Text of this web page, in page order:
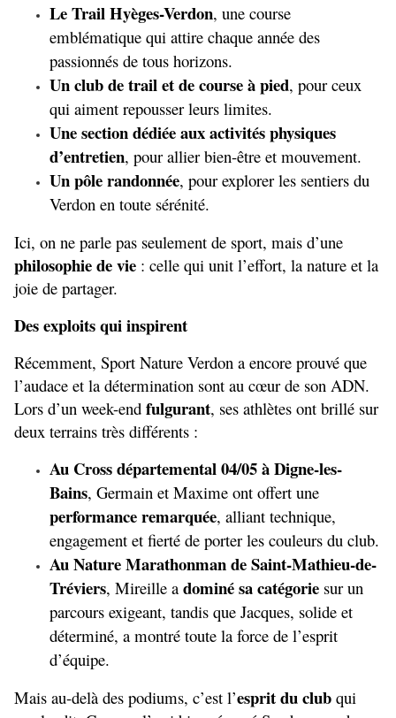
Le Trail Hyèges-Verdon, une course
emblématique qui attire chaque année des
passionnés de tous horizons.
Un club de trail et de course à pied, pour ceux
qui aiment repousser leurs limites.
Une section dédiée aux activités physiques
d’entretien, pour allier bien-être et mouvement.
Un pôle randonnée, pour explorer les sentiers du
Verdon en toute sérénité.
philosophie de vie : celle qui unit l’effort, la nature et la
joie de partager.
Des exploits qui inspirent
Récemment, Sport Nature Verdon a encore prouvé que
l’audace et la détermination sont au cœur de son ADN.
Lors d’un week-end fulgurant, ses athlètes ont brillé sur
deux terrains très différents :
Au Cross départemental 04/05 à Digne-les-
Bains
performance remarquée, alliant technique,
engagement et fierté de porter les couleurs du club.
Au Nature Marathonman de Saint-Mathieu-de-
Tréviers, Mireille a dominé sa catégorie sur un
parcours exigeant, tandis que Jacques, solide et
déterminé, a montré toute la force de l’esprit
d’équipe.
Mais au-delà des podiums, c’est l’esprit du club qui